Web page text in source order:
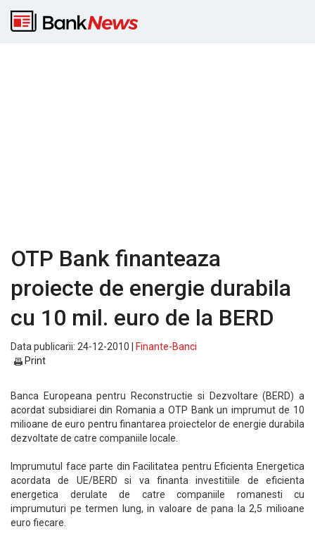
OTP Bank finanteaza
proiecte de energie durabila
cu 10 mil. euro de la BERD
Data publicarii: 24-12-2010 |
Finante-Banci
Print
Banca Europeana pentru Reconstructie si Dezvoltare (BERD) a
acordat subsidiarei din Romania a OTP Bank un imprumut de 10
milioane de euro pentru finantarea proiectelor de energie durabila
dezvoltate de catre companiile locale.
Imprumutul face parte din Facilitatea pentru Eficienta Energetica
acordata de UE/BERD si va finanta investitiile de eficienta
energetica derulate de catre companiile romanesti cu
imprumuturi pe termen lung, in valoare de pana la 2,5 milioane
euro fiecare.